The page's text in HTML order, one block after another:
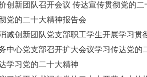
创新团队召开会议 传达宣传贯彻党的二
党的二十大精神报告会
减创新团队党支部职工学生开展学习贯
中心党支部召开扩大会议学习传达党的
学习党的二十大精神